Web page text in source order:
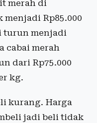
merah di
menjadi Rp85.000
turun menjadi
cabai merah
dari Rp75.000
kg.
kurang. Harga
jadi beli tidak